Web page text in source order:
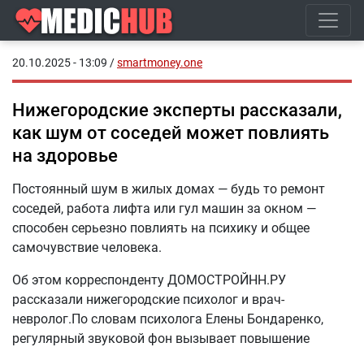
20.10.2025 - 13:09 /smartmoney.one
Нижегородские эксперты рассказали,
как шум от соседей может повлиять
на здоровье
Постоянный шум в жилых домах — будь то ремонт
соседей, работа лифта или гул машин за окном —
способен серьезно повлиять на психику и общее
самочувствие человека.
Об этом корреспонденту ДОМОСТРОЙНН.РУ
рассказали нижегородские психолог и врач-
невролог.По словам психолога Елены Бондаренко,
регулярный звуковой фон вызывает повышение